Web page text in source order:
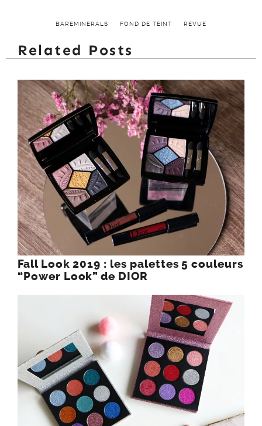
BAREMINERALS FOND DE TEINT REVUE
Related Posts
Fall Look 2019 : les palettes 5 couleurs
“Power Look” de DIOR